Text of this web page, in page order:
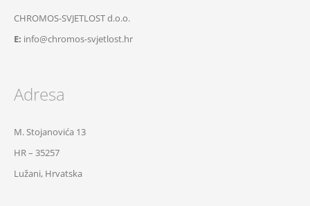
CHROMOS-SVJETLOST d.o.o.
E: info@chromos-svjetlost.hr
Adresa
M. Stojanovića 13
HR – 35257
Lužani, Hrvatska